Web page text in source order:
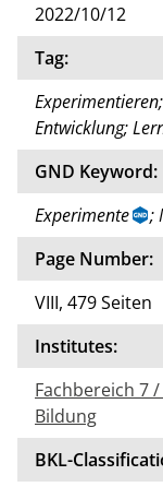
2022/10/12
Tag:
Entwicklung;
GND Keyword:
Experimente
;
Page Number:
VIII, 479 Seiten
Institutes:
Fachbereich 7
Bildung
BKL-